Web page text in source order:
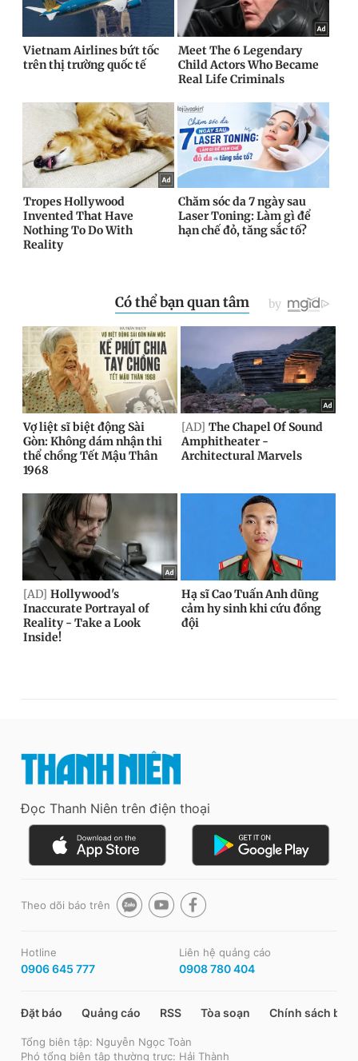
Đọc Thanh Niên trên điện thoại
Theo dõi báo trên
Hotline
0906 645 777
Liên hệ quảng cáo
0908 780 404
Đặt báo Quảng cáo RSS Tòa soạn Chính sách bảo
Tổng biên tập: Nguyễn Ngọc Toàn
Phó tổng biên tập thường trực: Hải Thành